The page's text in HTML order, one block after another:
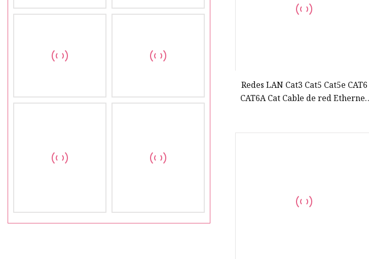
Redes LAN Cat3 Cat5 Cat5e CAT6
CAT6A Cat Cable de red Ethernet